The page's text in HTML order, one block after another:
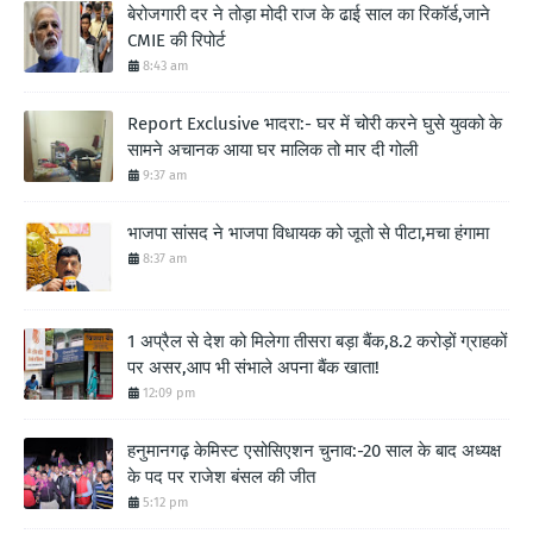
बेरोजगारी दर ने तोड़ा मोदी राज के ढाई साल का रिकॉर्ड,जाने
CMIE की रिपोर्ट
8:43 am
Report Exclusive भादरा:- घर में चोरी करने घुसे युवको के
सामने अचानक आया घर मालिक तो मार दी गोली
9:37 am
भाजपा सांसद ने भाजपा विधायक को जूतो से पीटा,मचा हंगामा
8:37 am
1 अप्रैल से देश को मिलेगा तीसरा बड़ा बैंक,8.2 करोड़ों ग्राहकों
पर असर,आप भी संभाले अपना बैंक खाता!
12:09 pm
हनुमानगढ़ केमिस्ट एसोसिएशन चुनाव:-20 साल के बाद अध्यक्ष
के पद पर राजेश बंसल की जीत
5:12 pm